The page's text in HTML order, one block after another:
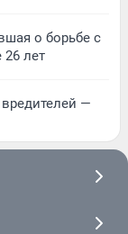
о борьбе с
26 лет
—